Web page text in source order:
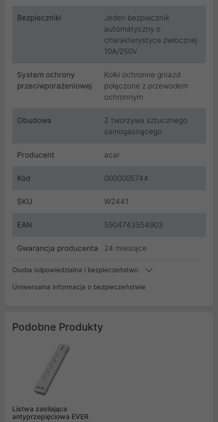
Bezpieczniki
Jeden bezpiecznik
automatyczny o
charakterystyce zwłocznej
10A/250V
System ochrony
przeciwporażeniowej
Kołki ochronne gniazd
połączone z przewodem
ochronnym
Obudowa
Z tworzywa sztucznego
samogasnącego
Producent acar
Kod 0000005744
SKU W2441
EAN 5904743554903
Gwarancja producenta 24 miesiące
Osoba odpowiedzialna i bezpieczeństwo
Uniwersalna informacja o bezpieczeństwie
Podobne Produkty
Listwa zasilająca
antyprzepięciowa EVER